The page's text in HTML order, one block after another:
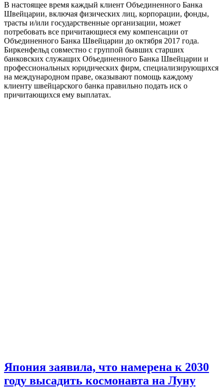
В настоящее время каждый клиент Объединенного Банка
Швейцарии, включая физических лиц, корпорации, фонды,
трасты и/или государственные организации, может
потребовать все причитающиеся ему компенсации от
Объединенного Банка Швейцарии до октября 2017 года.
Биркенфельд совместно с группой бывших старших
банковских служащих Объединенного Банка Швейцарии и
профессиональных юридических фирм, специализирующихся
на международном праве, оказывают помощь каждому
клиенту швейцарского банка правильно подать иск о
причитающихся ему выплатах.
Япония заявила, что намерена к 2030
году высадить космонавта на Луну